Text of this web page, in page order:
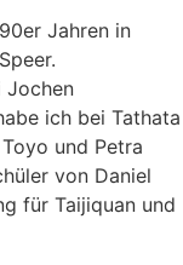
Jahren in
Jochen
ich bei Tathata
und Petra
von Daniel
für Taijiquan und